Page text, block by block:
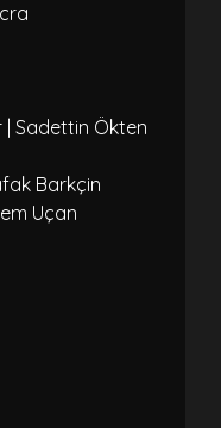
| Sadettin Ökten
Barkçin
Uçan